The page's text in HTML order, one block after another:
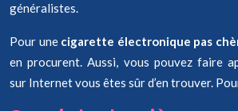
généralistes.
Pour une cigarette électronique pas
en procurent. Aussi, vous pouvez faire
sur Internet vous êtes sûr d’en trouver.